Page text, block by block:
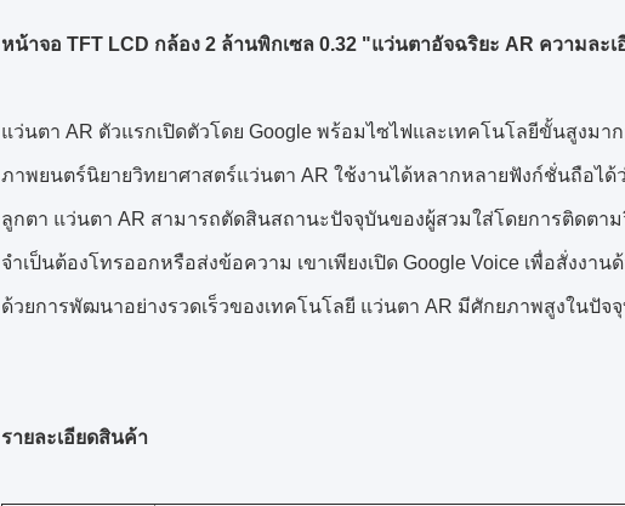
หน้าจอ TFT LCD กล้อง 2 ล้านพิกเซล 0.32 "แว่นตาอัจฉริยะ AR ความละ
แว่นตา AR ตัวแรกเปิดตัวโดย Google พร้อมไซไฟและเทคโนโลยีขั้นสูงม
ภาพยนตร์นิยายวิทยาศาสตร์แว่นตา AR ใช้งานได้หลากหลายฟังก์ชั่นถือไ
ลูกตา แว่นตา AR สามารถตัดสินสถานะปัจจุบันของผู้สวมใส่โดยการติดตา
จำเป็นต้องโทรออกหรือส่งข้อความ เขาเพียงเปิด Google Voice เพื่อสั่งงานด้
ด้วยการพัฒนาอย่างรวดเร็วของเทคโนโลยี แว่นตา AR มีศักยภาพสูงในปัจ
รายละเอียดสินค้า